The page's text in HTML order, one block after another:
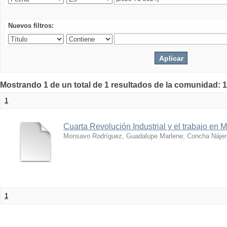
Nuevos filtros:
Mostrando 1 de un total de 1 resultados de la comunidad:
1
Cuarta Revolución Industrial y el trabajo en
Monsavo Rodríguez, Guadalupe Marlene; Concha
1